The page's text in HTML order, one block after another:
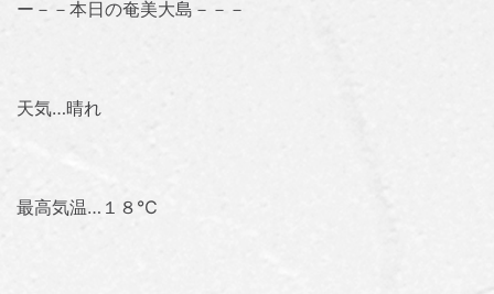
ー－－本日の奄美大島－－－
天気…晴れ
最高気温…１８℃